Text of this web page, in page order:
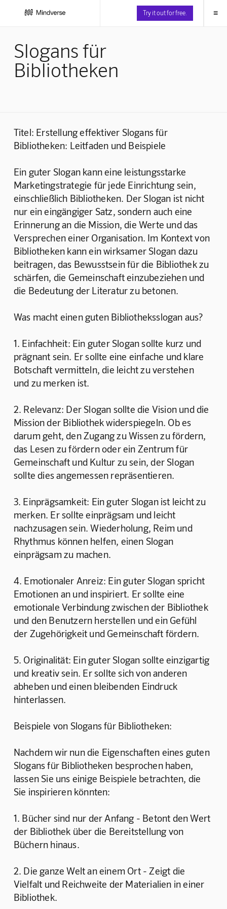
Try it out for free. ≡
Slogans für
Bibliotheken
Titel: Erstellung effektiver Slogans für
Bibliotheken: Leitfaden und Beispiele
Ein guter Slogan kann eine leistungsstarke
Marketingstrategie für jede Einrichtung sein,
einschließlich Bibliotheken. Der Slogan ist nicht
nur ein eingängiger Satz, sondern auch eine
Erinnerung an die Mission, die Werte und das
Versprechen einer Organisation. Im Kontext von
Bibliotheken kann ein wirksamer Slogan dazu
beitragen, das Bewusstsein für die Bibliothek zu
schärfen, die Gemeinschaft einzubeziehen und
die Bedeutung der Literatur zu betonen.
Was macht einen guten Bibliotheksslogan aus?
1. Einfachheit: Ein guter Slogan sollte kurz und
prägnant sein. Er sollte eine einfache und klare
Botschaft vermitteln, die leicht zu verstehen
und zu merken ist.
2. Relevanz: Der Slogan sollte die Vision und die
Mission der Bibliothek widerspiegeln. Ob es
darum geht, den Zugang zu Wissen zu fördern,
das Lesen zu fördern oder ein Zentrum für
Gemeinschaft und Kultur zu sein, der Slogan
sollte dies angemessen repräsentieren.
3. Einprägsamkeit: Ein guter Slogan ist leicht zu
merken. Er sollte einprägsam und leicht
nachzusagen sein. Wiederholung, Reim und
Rhythmus können helfen, einen Slogan
einprägsam zu machen.
4. Emotionaler Anreiz: Ein guter Slogan spricht
Emotionen an und inspiriert. Er sollte eine
emotionale Verbindung zwischen der Bibliothek
und den Benutzern herstellen und ein Gefühl
der Zugehörigkeit und Gemeinschaft fördern.
5. Originalität: Ein guter Slogan sollte einzigartig
und kreativ sein. Er sollte sich von anderen
abheben und einen bleibenden Eindruck
hinterlassen.
Beispiele von Slogans für Bibliotheken:
Nachdem wir nun die Eigenschaften eines guten
Slogans für Bibliotheken besprochen haben,
lassen Sie uns einige Beispiele betrachten, die
Sie inspirieren könnten:
1. Bücher sind nur der Anfang - Betont den Wert
der Bibliothek über die Bereitstellung von
Büchern hinaus.
2. Die ganze Welt an einem Ort - Zeigt die
Vielfalt und Reichweite der Materialien in einer
Bibliothek.